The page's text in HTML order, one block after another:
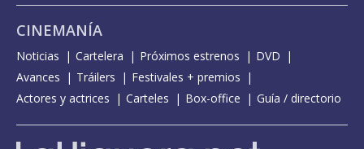
CINEMANÍA
Noticias Cartelera Próximos estrenos
DVD
Avances
Tráilers
Festivales + premios
Actores y actrices
Carteles Box-office Guía / directorio